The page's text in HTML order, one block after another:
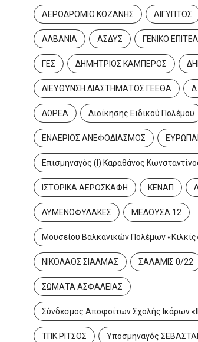
ΑΕΡΟΔΡΟΜΙΟ ΚΟΖΑΝΗΣ ΑΙΓΥΠΤΟΣ
ΑΛΒΑΝΙΑ ΑΣΔΥΣ ΓΕΝΙΚΟ
ΓΕΣ ΔΗΜΗΤΡΙΟΣ ΚΑΜΠΕΡΟΣ
ΔΙΕΥΘΥΝΣΗ ΔΙΑΣΤΗΜΑΤΟΣ ΓΕΕΘΑ
ΔΩΡΕΑ Διοίκησης Ειδικού Πολέμου
ΕΝΑΕΡΙΟΣ ΑΝΕΦΟΔΙΑΣΜΟΣ
Επισμηναγός (Ι) Καραθάνος
ΙΣΤΟΡΙΚΑ ΑΕΡΟΣΚΑΦΗ ΚΕΝΑΠ
ΛΥΜΕΝΟΦΥΛΑΚΕΣ ΜΕΔΟΥΣΑ 12
Μουσείου Βαλκανικών Πολέμων
ΝΙΚΟΛΑΟΣ ΣΙΑΛΜΑΣ ΣΑΛΑΜΙΣ 0/22
ΣΩΜΑΤΑ ΑΣΦΑΛΕΙΑΣ
Σύνδεσμος Αποφοίτων Σχολής Ικάρων
ΤΠΚ ΡΙΤΣΟΣ Υποσμηναγός